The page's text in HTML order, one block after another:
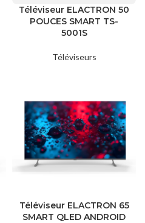
Téléviseur ELACTRON 50
POUCES SMART TS-
5001S
Téléviseurs
Téléviseur ELACTRON 65
SMART QLED ANDROID